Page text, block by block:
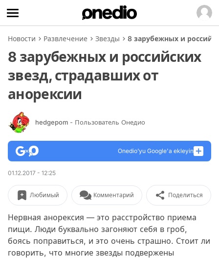
Новости Развлечение Звезды 8 зарубежных и
8 зарубежных и российских
звезд, страдавших от
анорексии
hedgepom - Пользователь Онедио
Onedio’yu Google'a ekleyin
01.12.2017 - 12:25
Любимый Комментарий Поделиться
Нервная анорексия — это расстройство приема
пищи. Люди буквально загоняют себя в гроб,
боясь поправиться, и это очень страшно. Стоит ли
говорить, что многие звезды подвержены